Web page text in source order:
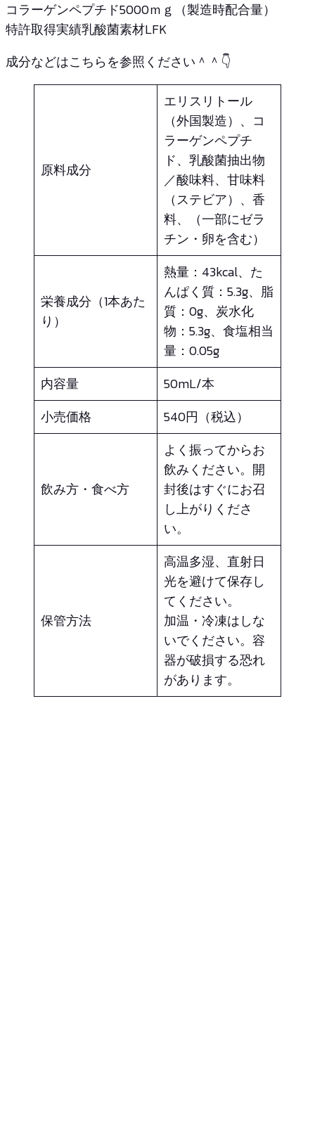
コラーゲンペプチド5000ｍｇ（製造時配合量）
特許取得実績乳酸菌素材LFK
成分などはこちらを参照ください＾＾👇
原料成分
エリスリトール
（外国製造）、コ
ラーゲンペプチ
ド、乳酸菌抽出物
／酸味料、甘味料
（ステビア）、香
料、（一部にゼラ
チン・卵を含む）
栄養成分（1本あた
り）
熱量：43kcal、た
んぱく質：5.3g、脂
質：0g、炭水化
物：5.3g、食塩相当
量：0.05g
内容量
50mL/本
小売価格
540円（税込）
飲み方・食べ方
よく振ってからお
飲みください。開
封後はすぐにお召
し上がりくださ
い。
保管方法
高温多湿、直射日
光を避けて保存し
てください。
加温・冷凍はしな
いでください。容
器が破損する恐れ
があります。